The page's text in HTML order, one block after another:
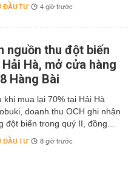
ĐẦU TƯ 4 giờ trước
nguồn thu đột biến
Hà, mở cửa hàng
Hàng Bài
khi mua lại 70% tại Hải Hà
doanh thu OCH ghi nhận
đột biến trong quý II, đồng...
ĐẦU TƯ 8 giờ trước